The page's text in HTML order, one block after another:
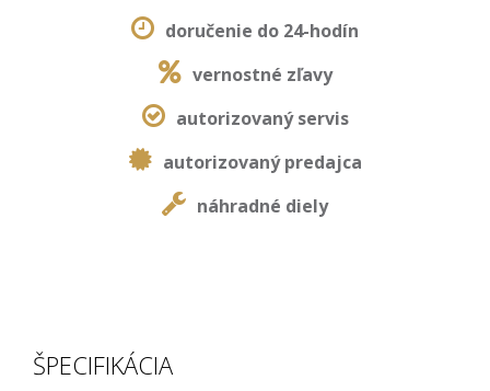
doručenie do 24-hodín
vernostné zľavy
autorizovaný servis
autorizovaný predajca
náhradné diely
ŠPECIFIKÁCIA